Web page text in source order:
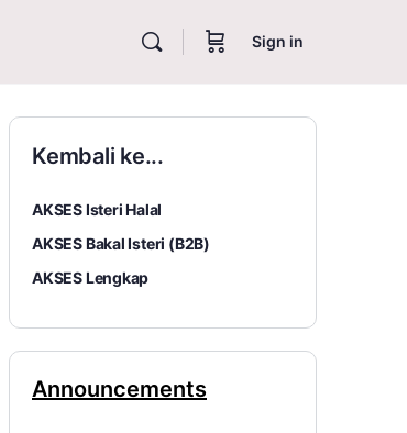
Sign in
Kembali ke...
AKSES Isteri Halal
AKSES Bakal Isteri (B2B)
AKSES Lengkap
Announcements